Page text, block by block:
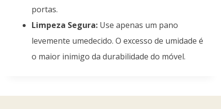
portas.
Limpeza Segura: Use apenas um pano
levemente umedecido. O excesso de umidade é
o maior inimigo da durabilidade do móvel.